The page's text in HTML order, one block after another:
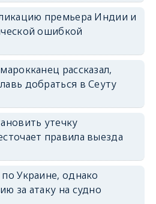
премьера Индии и
ошибкой
рассказал,
добраться в Сеуту
утечку
правила выезда
Украине, однако
за атаку на судно